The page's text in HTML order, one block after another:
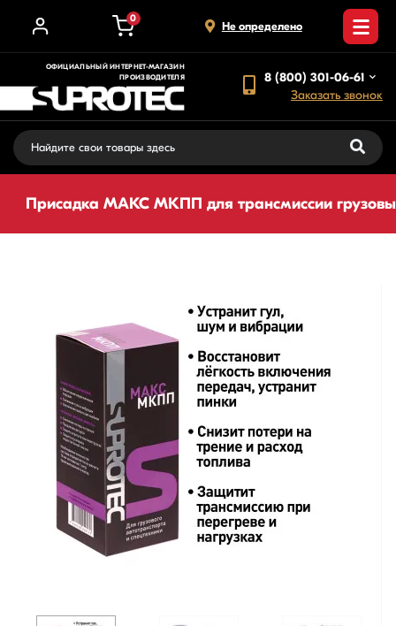
0
Не определено
ОФИЦИАЛЬНЫЙ ИНТЕРНЕТ-МАГАЗИН
ПРОИЗВОДИТЕЛЯ
8 (800) 301-06-61
Заказать звонок
Присадка МАКС МКПП для трансмиссии